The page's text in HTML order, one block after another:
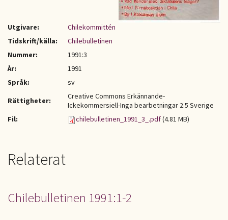
Utgivare:
Chilekommittén
Tidskrift/källa:
Chilebulletinen
Nummer:
1991:3
År:
1991
Språk:
sv
Rättigheter:
Creative Commons Erkännande-
Ickekommersiell-Inga bearbetningar 2.5 Sverige
Fil:
chilebulletinen_1991_3_.pdf(4.81 MB)
Relaterat
Chilebulletinen 1991:1-2